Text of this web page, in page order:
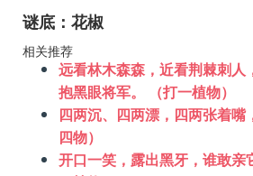
谜底：花椒
相关推荐
远看林木森森，近看荆棘刺人
抱黑眼将军。 （打一植物）
四两沉、四两漂，四两张着嘴
四物）
开口一笑，露出黑牙，谁敢亲